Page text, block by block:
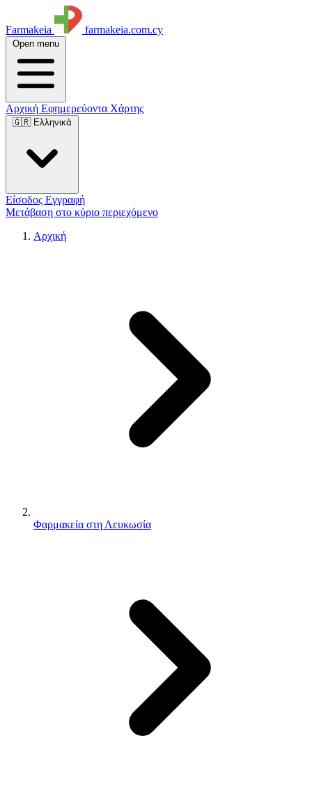
Farmakeia farmakeia.com.cy
Open menu
Αρχική Εφημερεύοντα Χάρτης
🇬🇷 Ελληνικά
Είσοδος Εγγραφή
Μετάβαση στο κύριο περιεχόμενο
Αρχική
Φαρμακεία στη Λευκωσία